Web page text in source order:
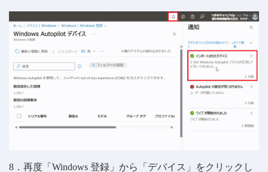
8．再度「Windows 登録」から「デバイス」をクリックし